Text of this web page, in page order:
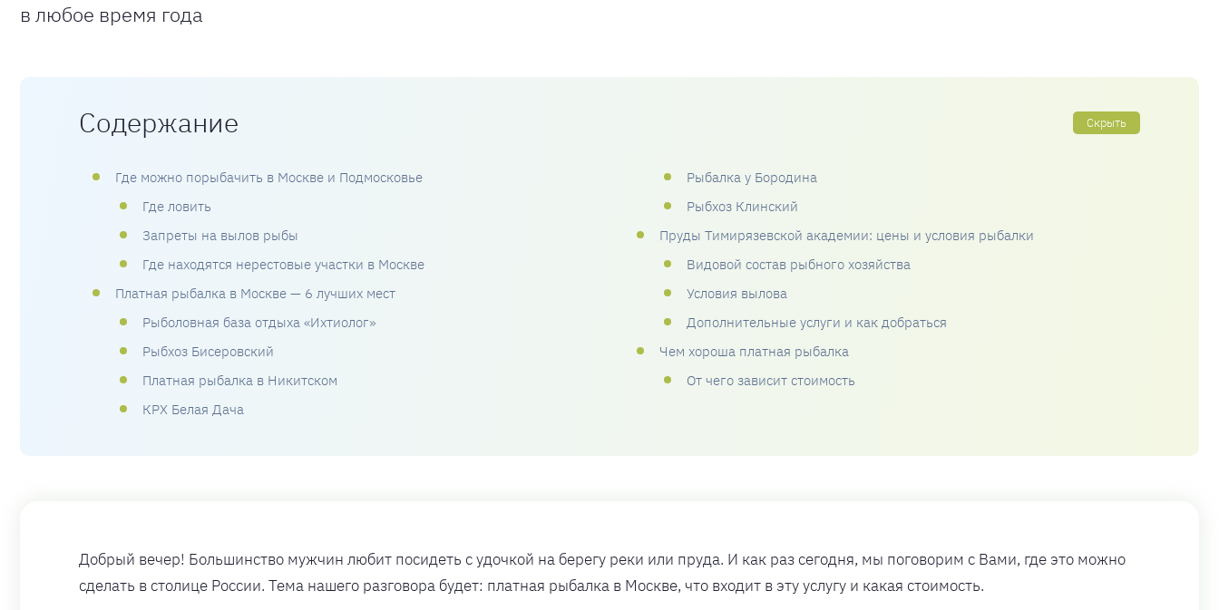
в любое время года
Содержание Скрыть
Где можно порыбачить в Москве и Подмосковье
Где ловить
Запреты на вылов рыбы
Где находятся нерестовые участки в Москве
Платная рыбалка в Москве — 6 лучших мест
Рыболовная база отдыха «Ихтиолог»
Рыбхоз Бисеровский
Платная рыбалка в Никитском
КРХ Белая Дача
Рыбалка у Бородина
Рыбхоз Клинский
Пруды Тимирязевской академии: цены и условия рыбалки
Видовой состав рыбного хозяйства
Условия вылова
Дополнительные услуги и как добраться
Чем хороша платная рыбалка
От чего зависит стоимость
Добрый вечер! Большинство мужчин любит посидеть с удочкой на берегу реки или пруда. И как раз сегодня, мы поговорим с Вами, где это можно
сделать в столице России. Тема нашего разговора будет: платная рыбалка в Москве, что входит в эту услугу и какая стоимость.